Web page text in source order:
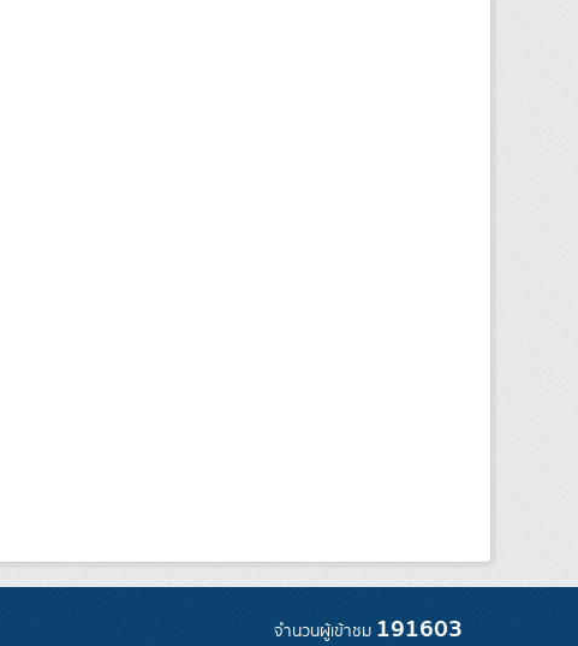
จำนวนผู้เข้าชม 191603